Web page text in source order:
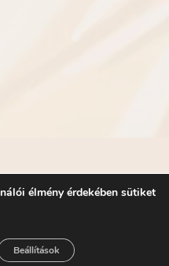
karikagyűrűk, eljegyzési
élmény érdekében sütiket
Beállítások